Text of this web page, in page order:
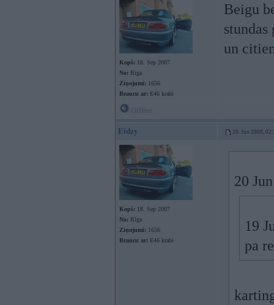
Kopš: 18. Sep 2007
No: Rīga
Ziņojumi: 1656
Braucu ar: E46 krabi
Beigu
un
Eidzy 20. Jun 2008,
Kopš: 18. Sep 2007
No: Rīga
Ziņojumi: 1656
Braucu ar: E46 krabi
20
19
pa